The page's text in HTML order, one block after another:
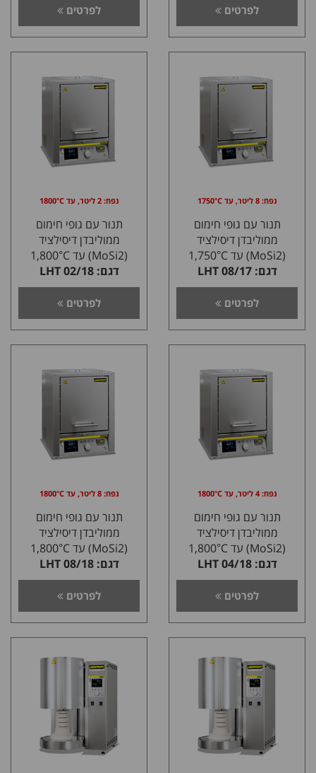
לפרטים לפרטים
נפח: 8 ליטר, עד 1750°C
תנור עם גופי חימום
ממוליבדן דיסילציד
(MoSi2) עד 1,750°C
דגם: 08/17 LHT
לפרטים
נפח: 2 ליטר, עד 1800°C
תנור עם גופי חימום
ממוליבדן דיסילציד
(MoSi2) עד 1,800°C
דגם: 02/18 LHT
לפרטים
נפח: 4 ליטר, עד 1800°C
תנור עם גופי חימום
ממוליבדן דיסילציד
(MoSi2) עד 1,800°C
דגם: 04/18 LHT
לפרטים
נפח: 8 ליטר, עד 1800°C
תנור עם גופי חימום
ממוליבדן דיסילציד
(MoSi2) עד 1,800°C
דגם: 08/18 LHT
לפרטים